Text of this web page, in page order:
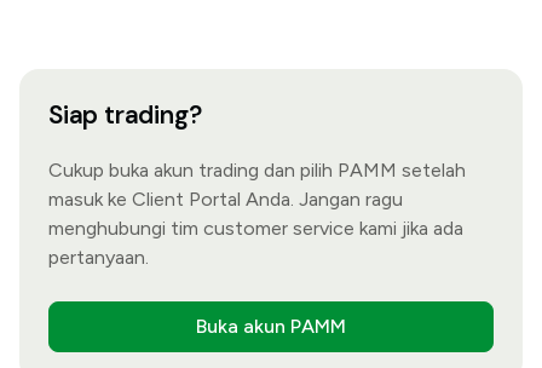
Siap trading?
Cukup buka akun trading dan pilih PAMM setelah
masuk ke Client Portal Anda. Jangan ragu
menghubungi tim customer service kami jika ada
pertanyaan.
Buka akun PAMM